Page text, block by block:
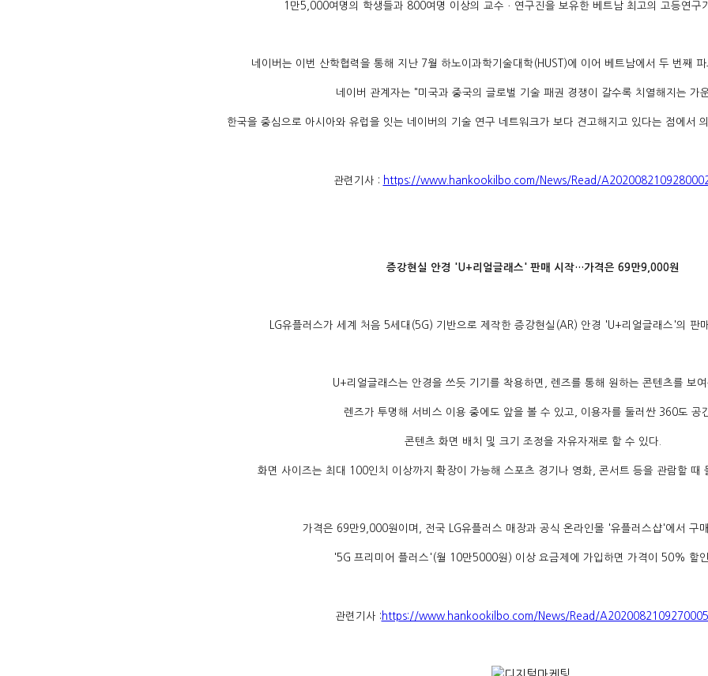
1만5,000여명의 학생들과 800여명 이상의 교수ㆍ연구진을 보유한 베트남 최고의 고등연구
네이버는 이번 산학협력을 통해 지난 7월 하노이과학기술대학(HUST)에 이어 베트남에서 두 번째
네이버 관계자는 "미국과 중국의 글로벌 기술 패권 경쟁이 갈수록 치열해지는 가
한국을 중심으로 아시아와 유럽을 잇는 네이버의 기술 연구 네트워크가 보다 견고해지고 있다는 점에서
관련기사 : https://www.hankookilbo.com/News/Read/
증강현실 안경 'U+리얼글래스' 판매 시작…가격은 69만9,000원
LG유플러스가 세계 처음 5세대(5G) 기반으로 제작한 증강현실(AR) 안경 'U+리얼글래스'의 판
U+리얼글래스는 안경을 쓰듯 기기를 착용하면, 렌즈를 통해 원하는 콘텐츠를 보
렌즈가 투명해 서비스 이용 중에도 앞을 볼 수 있고, 이용자를 둘러싼 360도 공
콘텐츠 화면 배치 및 크기 조정을 자유자재로 할 수 있다.
화면 사이즈는 최대 100인치 이상까지 확장이 가능해 스포츠 경기나 영화, 콘서트 등을 관람할 때
가격은 69만9,000원이며, 전국 LG유플러스 매장과 공식 온라인몰 '유플러스샵'에서 구
'5G 프리미어 플러스'(월 10만5000원) 이상 요금제에 가입하면 가격이 50% 할
관련기사 : https://www.hankookilbo.com/News/Read/